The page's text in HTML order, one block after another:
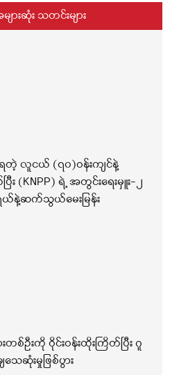
းဆုံး သတင်းများ
ရတဲ့ လူငယ် (၇၀)ဝန်းကျင်နဲ့
(KNPP) ရဲ့ အတွင်းရေးမှူး-၂
ယ်နဲ့ဆက်သွယ်မေးမြန်း
တစ်ဦးကို ဝိုင်းဝန်းထိုးကြိတ်ပြီး ဂူ
သေဆုံးမှုဖြစ်ပွား